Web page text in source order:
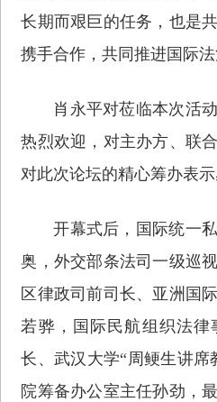
长期而艰巨的任务，也是
携手合作，共同推进国际法
肖永平对莅临本次活
热烈欢迎，对主办方、联
对此次论坛的精心筹办表示
开幕式后，国际统一
奥，外交部条法司一级巡
区律政司前司长、亚洲国
若骅，国际民航组织法
长、武汉大学“周鲠生讲席
院筹备办公室主任孙劲，